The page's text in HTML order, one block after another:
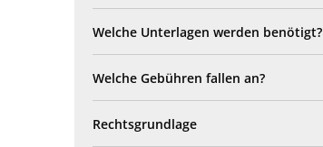
Welche Unterlagen werden benötigt?
Welche Gebühren fallen an?
Rechtsgrundlage